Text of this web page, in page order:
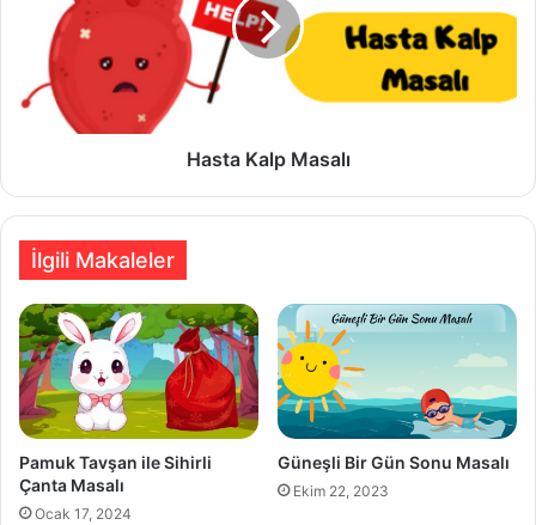
Hasta Kalp Masalı
İlgili Makaleler
Pamuk Tavşan ile Sihirli
Çanta Masalı
Ocak 17, 2024
Güneşli Bir Gün Sonu Masalı
Ekim 22, 2023